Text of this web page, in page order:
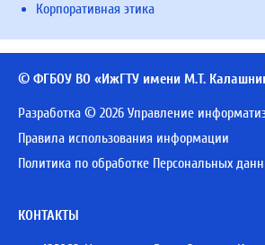
Корпоративная этика
© ФГБОУ ВО «ИжГТУ имени М.Т.
Разработка © 2026 Управление
Правила использования информации
Политика по обработке Персональных
КОНТАКТЫ